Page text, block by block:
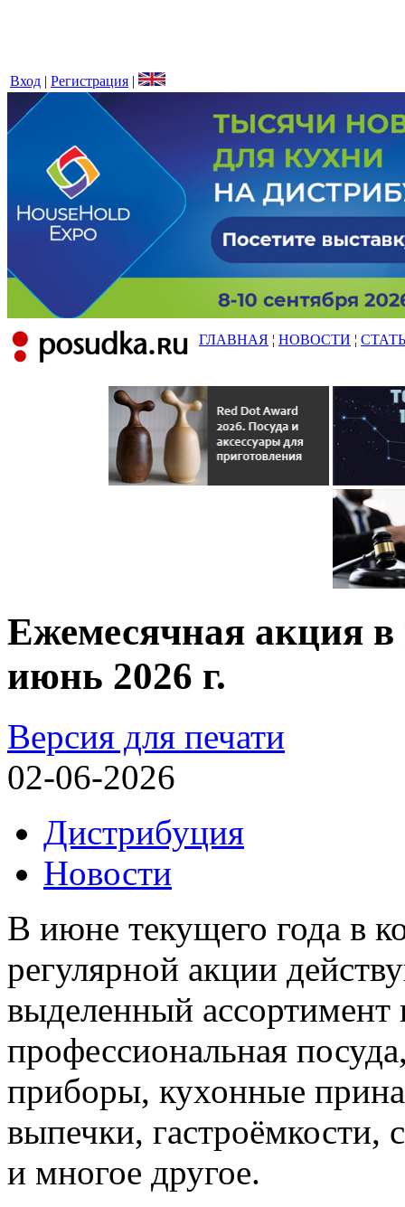
Вход | Регистрация |
ГЛАВНАЯ ¦ НОВОСТИ ¦
Ежемесячная акция
июнь 2026 г.
Версия для печати
02-06-2026
Дистрибуция
Новости
В июне текущего года в
регулярной акции
выделенный
профессиональная
приборы, кухонные
выпечки, гастроёмкости,
и многое другое.